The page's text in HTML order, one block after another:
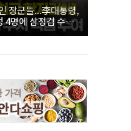
장군들...李대통령,
4명에 삼정검 수치
진급·삼정검 수치